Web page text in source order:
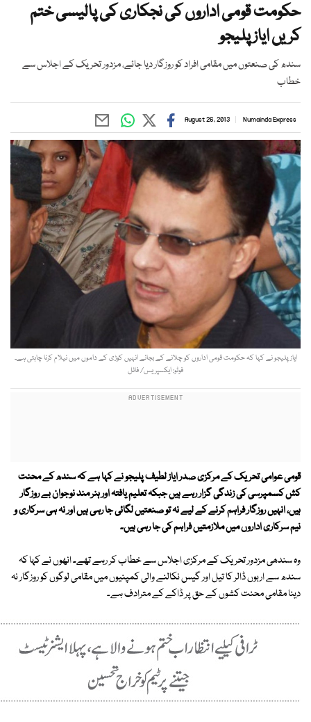
حکومت قومی اداروں کی نجکاری کی پالیسی ختم
کریں ایاز پلیجو
سندھ کی صنعتوں میں مقامی افراد کو روزگار دیا جائے، مزدور تحریک کے اجلاس سے
خطاب
Numainda Express
August 26, 2013
ایاز پلیجو نے کہا کہ حکومت قومی اداروں کو چلانے کے بجائے انہیں کوڑی کے داموں میں نیلام کرنا چاہتی ہے۔
فوٹو: ایکسپریس/ فائل
قومی عوامی تحریک کے مرکزی صدر ایاز لطیف پلیجو نے کہا ہے کہ سندھ کے محنت
کش کسمپرسی کی زندگی گزار رہے ہیں جبکہ تعلیم یافتہ اور ہنر مند نوجوان بے روزگار
ہیں، انہیں روزگار فراہم کرنے کے لیے نہ تو صنعتیں لگائی جا رہی ہیں اور نہ ہی سرکاری و
نیم سرکاری اداروں میں ملازمتیں فراہم کی جا رہی ہیں۔
وہ سندھی مزدور تحریک کے مرکزی اجلاس سے خطاب کر رہے تھے۔ انھوں نے کہا کہ
سندھ سے اربوں ڈالر کا تیل اور گیس نکالنے والی کمپنیوں میں مقامی لوگوں کو روزگار نہ
دینا مقامی محنت کشوں کے حق پر ڈاکے کے مترادف ہے۔